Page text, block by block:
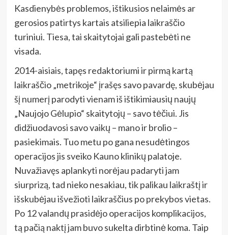
Kasdienybės problemos, ištikusios nelaimės ar
gerosios patirtys kartais atsiliepia laikraščio
turiniui. Tiesa, tai skaitytojai gali pastebėti ne
visada.
2014-aisiais, tapęs redaktoriumi ir pirmą kartą
laikraščio „metrikoje“ įrašęs savo pavardę, skubėjau
šį numerį parodyti vienam iš ištikimiausių naujų
„Naujojo Gėlupio“ skaitytojų – savo tėčiui. Jis
didžiuodavosi savo vaikų – mano ir brolio –
pasiekimais. Tuo metu po gana nesudėtingos
operacijos jis sveiko Kauno klinikų palatoje.
Nuvažiavęs aplankyti norėjau padaryti jam
siurprizą, tad nieko nesakiau, tik palikau laikraštį ir
išskubėjau išvežioti laikraščius po prekybos vietas.
Po 12 valandų prasidėjo operacijos komplikacijos,
tą pačią naktį jam buvo sukelta dirbtinė koma. Taip